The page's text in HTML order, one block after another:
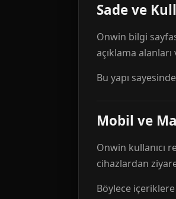
Sade ve
Onwin bilgi
açıklama
Bu yapı
Mobil ve
Onwin kullanıcı
cihazlardan
Böylece